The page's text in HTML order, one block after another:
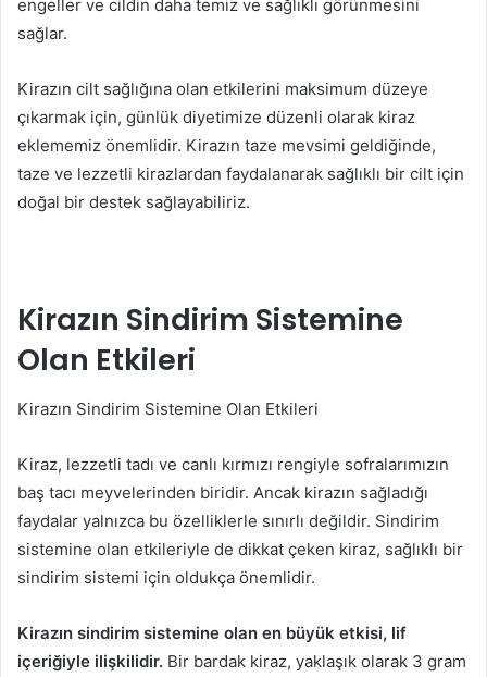
engeller ve cildin daha temiz ve sağlıklı görünmesini
sağlar.
Kirazın cilt sağlığına olan etkilerini maksimum düzeye
çıkarmak için, günlük diyetimize düzenli olarak kiraz
eklememiz önemlidir. Kirazın taze mevsimi geldiğinde,
taze ve lezzetli kirazlardan faydalanarak sağlıklı bir cilt için
doğal bir destek sağlayabiliriz.
Kirazın Sindirim Sistemine
Olan Etkileri
Kirazın Sindirim Sistemine Olan Etkileri
Kiraz, lezzetli tadı ve canlı kırmızı rengiyle sofralarımızın
baş tacı meyvelerinden biridir. Ancak kirazın sağladığı
faydalar yalnızca bu özelliklerle sınırlı değildir. Sindirim
sistemine olan etkileriyle de dikkat çeken kiraz, sağlıklı bir
sindirim sistemi için oldukça önemlidir.
Kirazın sindirim sistemine olan en büyük etkisi, lif
içeriğiyle ilişkilidir. Bir bardak kiraz, yaklaşık olarak 3 gram